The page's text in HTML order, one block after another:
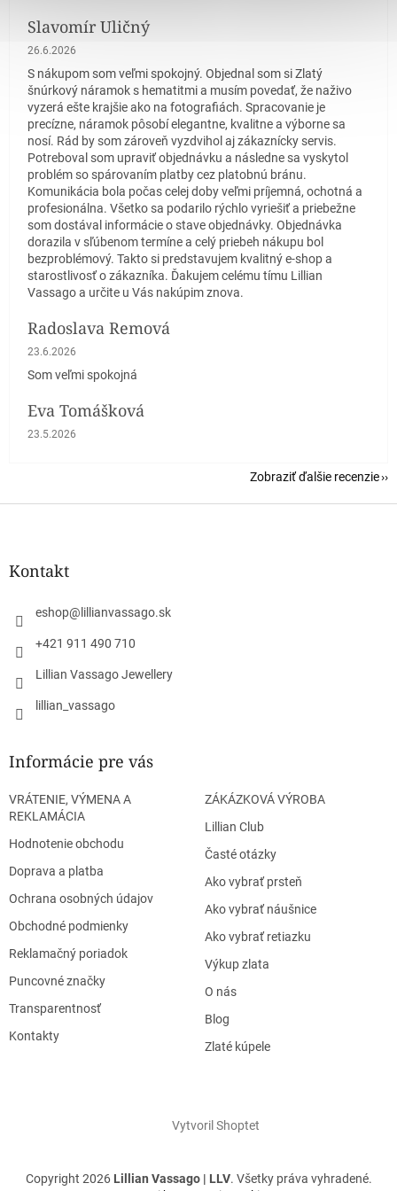
Slavomír Uličný
Hodnotenie obchodu je 5 z 5 hviezdičiek.
26.6.2026
S nákupom som veľmi spokojný. Objednal som si Zlatý
šnúrkový náramok s hematitmi a musím povedať, že naživo
vyzerá ešte krajšie ako na fotografiách. Spracovanie je
precízne, náramok pôsobí elegantne, kvalitne a výborne sa
nosí. Rád by som zároveň vyzdvihol aj zákaznícky servis.
Potreboval som upraviť objednávku a následne sa vyskytol
problém so spárovaním platby cez platobnú bránu.
Komunikácia bola počas celej doby veľmi príjemná, ochotná a
profesionálna. Všetko sa podarilo rýchlo vyriešiť a priebežne
som dostával informácie o stave objednávky. Objednávka
dorazila v sľúbenom termíne a celý priebeh nákupu bol
bezproblémový. Takto si predstavujem kvalitný e-shop a
starostlivosť o zákazníka. Ďakujem celému tímu Lillian
Vassago a určite u Vás nakúpim znova.
Radoslava Remová
Hodnotenie obchodu je 5 z 5 hviezdičiek.
23.6.2026
Som veľmi spokojná
Eva Tomášková
Hodnotenie obchodu je 5 z 5 hviezdičiek.
23.5.2026
Zobraziť ďalšie recenzie
Z
Kontakt
eshop@ lillianvassago.sk
+421 911 490 710
Lillian Vassago Jewellery
lillian_vassago
Informácie pre vás
VRÁTENIE, VÝMENA A
REKLAMÁCIA
Hodnotenie obchodu
Doprava a platba
Ochrana osobných údajov
Obchodné podmienky
Reklamačný poriadok
Puncovné značky
Transparentnosť
Kontakty
ZÁKÁZKOVÁ VÝROBA
Lillian Club
Časté otázky
Ako vybrať prsteň
Ako vybrať náušnice
Ako vybrať retiazku
Výkup zlata
O nás
Blog
Zlaté kúpele
Vytvoril Shoptet
Copyright 2026 Lillian Vassago | LLV. Všetky práva vyhradené.